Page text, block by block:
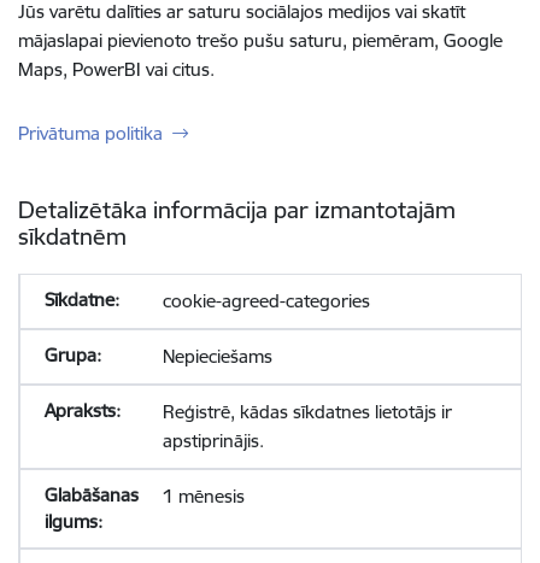
Jūs varētu dalīties ar saturu sociālajos medijos vai skatīt
mājaslapai pievienoto trešo pušu saturu, piemēram, Google
Maps, PowerBI vai citus.
Privātuma politika
Detalizētāka informācija par izmantotajām
sīkdatnēm
cookie-agreed-categories
Nepieciešams
Reģistrē, kādas sīkdatnes lietotājs ir
apstiprinājis.
1 mēnesis